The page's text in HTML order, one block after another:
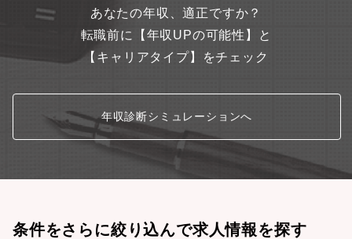
あなたの年収、適正ですか？
転職前に【年収UPの可能性】と
【キャリアタイプ】をチェック
年収診断シミュレーションへ
条件をさらに絞り込んで求人情報を探す